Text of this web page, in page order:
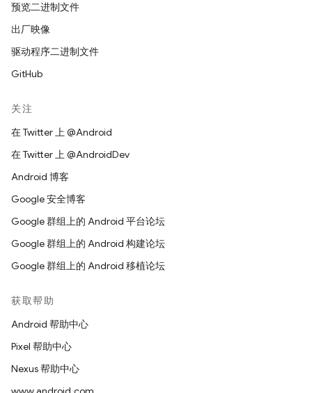
预览二进制文件
出厂映像
驱动程序二进制文件
GitHub
关注
在 Twitter 上 @Android
在 Twitter 上 @AndroidDev
Android 博客
Google 安全博客
Google 群组上的 Android 平台论坛
Google 群组上的 Android 构建论坛
Google 群组上的 Android 移植论坛
获取帮助
Android 帮助中心
Pixel 帮助中心
Nexus 帮助中心